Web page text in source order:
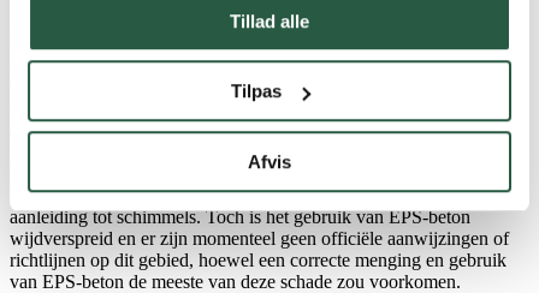
Tillad alle
Tilpas
Afvis
groeiend probleem. Hoewel de ventilatie in de dakruimte correct is
uitgevoerd volgens de geldende voorschriften, ontstaat er schimmel
op het dakfineer in deze constructies. Pleisterwerk op isolatie leidt
vaak tot waterinfiltratie bij ramen en dakranden, en creëert zo een
een vochtgevoelige achterwand.
EPS- of schuimbetonvloeren veroorzaken vaak vochtschade aan
aangrenzende vloeren, daken en muren, en geven daardoor
aanleiding tot schimmels. Toch is het gebruik van EPS-beton
wijdverspreid en er zijn momenteel geen officiële aanwijzingen of
richtlijnen op dit gebied, hoewel een correcte menging en gebruik
van EPS-beton de meeste van deze schade zou voorkomen.